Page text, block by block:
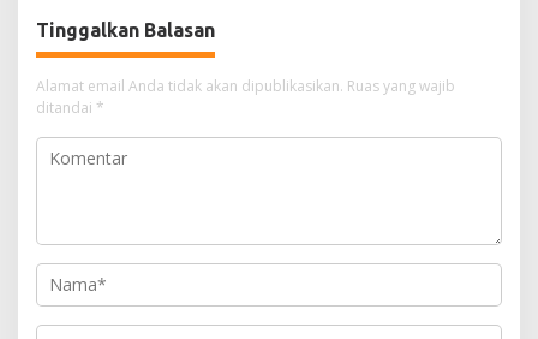
Tinggalkan Balasan
Alamat email Anda tidak akan dipublikasikan. Ruas yang wajib
ditandai *